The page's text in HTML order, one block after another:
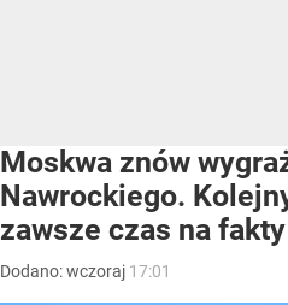
Moskwa znów
Nawrockiego.
zawsze czas na fakty
Dodano:wczoraj 17:01